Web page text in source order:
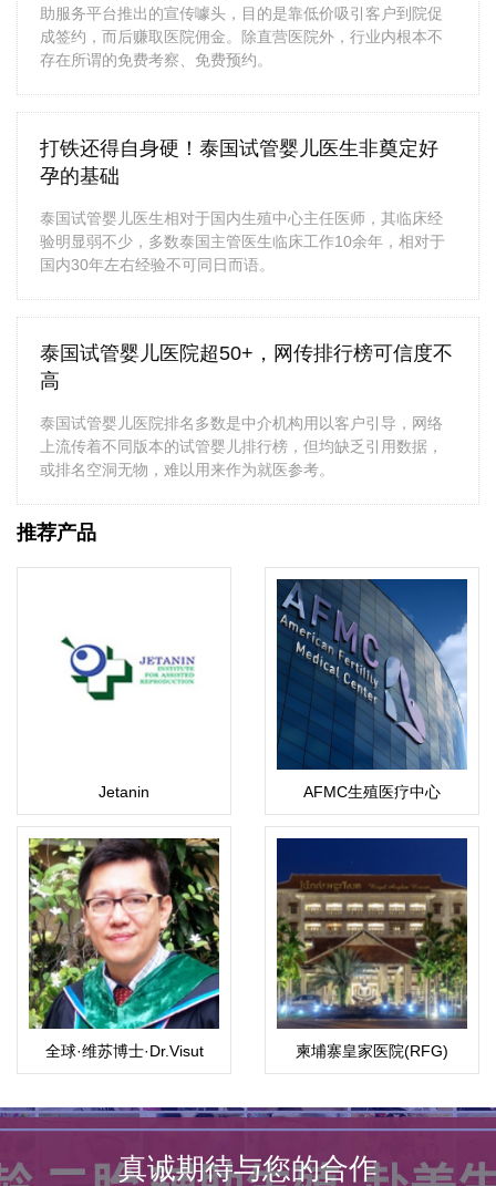
助服务平台推出的宣传噱头，目的是靠低价吸引客户到院促
成签约，而后赚取医院佣金。除直营医院外，行业内根本不
存在所谓的免费考察、免费预约。
打铁还得自身硬！泰国试管婴儿医生非奠定好
孕的基础
泰国试管婴儿医生相对于国内生殖中心主任医师，其临床经
验明显弱不少，多数泰国主管医生临床工作10余年，相对于
国内30年左右经验不可同日而语。
泰国试管婴儿医院超50+，网传排行榜可信度不
高
泰国试管婴儿医院排名多数是中介机构用以客户引导，网络
上流传着不同版本的试管婴儿排行榜，但均缺乏引用数据，
或排名空洞无物，难以用来作为就医参考。
推荐产品
Jetanin AFMC生殖医疗中心
全球·维苏博士·Dr.Visut 柬埔寨皇家医院(RFG)
真诚期待与您的合作